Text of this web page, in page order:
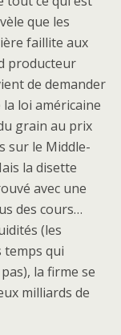
que les
faillite aux
producteur
de demander
loi américaine
grain au prix
sur le Middle-
la disette
avec une
des cours…
(les
qui
la firme se
milliards de